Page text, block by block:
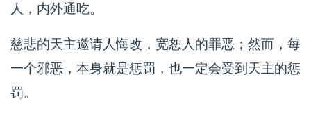
人，内外通吃。
慈悲的天主邀请人悔改，宽恕人的罪恶；然而，每
一个邪恶，本身就是惩罚，也一定会受到天主的惩
罚。